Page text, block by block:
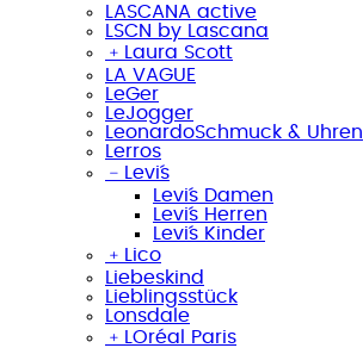
LASCANA active
LSCN by Lascana
﹢
Laura Scott
LA VAGUE
LeGer
LeJogger
LeonardoSchmuck & Uhren
Lerros
﹣
Levi´s
Levi´s Damen
Levi´s Herren
Levi´s Kinder
﹢
Lico
Liebeskind
Lieblingsstück
Lonsdale
﹢
LOréal Paris